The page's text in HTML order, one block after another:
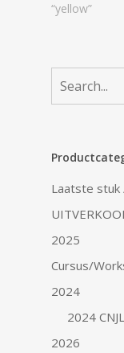
“yellow”
Laatste stuk
2025
Cursus/
2024
2024 CNJL
2026